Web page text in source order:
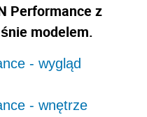
Performance z
modelem.
- wygląd
- wnętrze